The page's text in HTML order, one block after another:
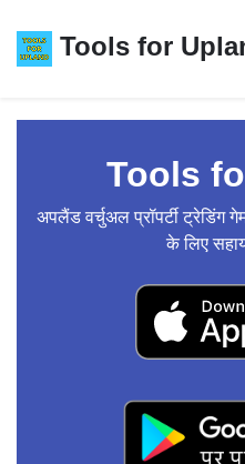
Tools for
Tools
अपलैंड वर्चुअल प्रॉपर्टी ट्रेडिंग
के लिए